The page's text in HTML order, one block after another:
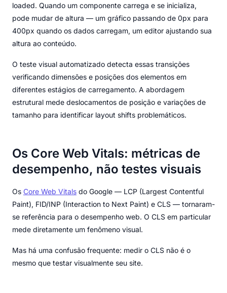
loaded. Quando um componente carrega e se inicializa,
pode mudar de altura — um gráfico passando de 0px para
400px quando os dados carregam, um editor ajustando sua
altura ao conteúdo.
O teste visual automatizado detecta essas transições
verificando dimensões e posições dos elementos em
diferentes estágios de carregamento. A abordagem
estrutural mede deslocamentos de posição e variações de
tamanho para identificar layout shifts problemáticos.
Os Core Web Vitals: métricas de
desempenho, não testes visuais
Os Core Web Vitals do Google — LCP (Largest Contentful
Paint), FID/INP (Interaction to Next Paint) e CLS — tornaram-
se referência para o desempenho web. O CLS em particular
mede diretamente um fenômeno visual.
Mas há uma confusão frequente: medir o CLS não é o
mesmo que testar visualmente seu site.